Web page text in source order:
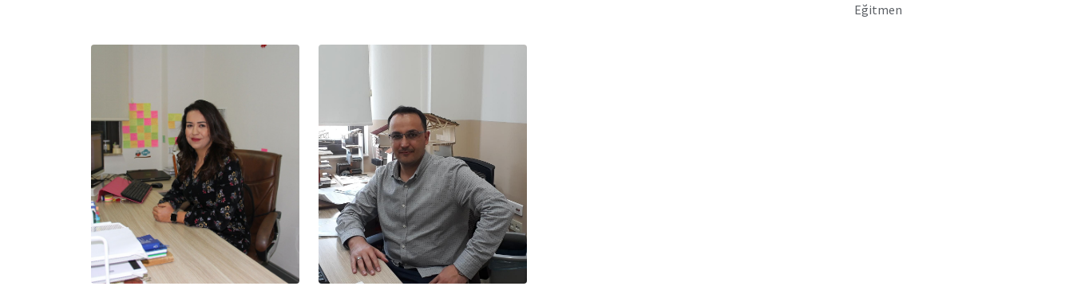
Eğitmen